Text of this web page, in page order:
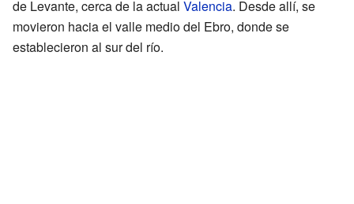
de Levante, cerca de la actual Valencia. Desde allí, se
movieron hacia el valle medio del Ebro, donde se
establecieron al sur del río.